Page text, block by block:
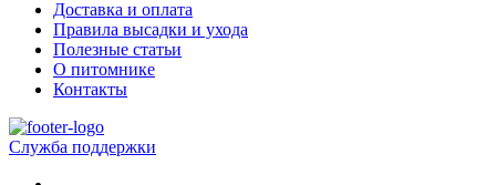
Доставка и оплата
Правила высадки и ухода
Полезные статьи
О питомнике
Контакты
Служба поддержки